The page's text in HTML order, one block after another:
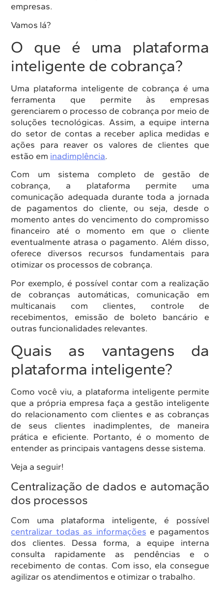
empresas.
Vamos lá?
O que é uma plataforma
inteligente de cobrança?
Uma plataforma inteligente de cobrança é uma
ferramenta que permite às empresas
gerenciarem o processo de cobrança por meio de
soluções tecnológicas. Assim, a equipe interna
do setor de contas a receber aplica medidas e
ações para reaver os valores de clientes que
estão em inadimplência.
Com um sistema completo de gestão de
cobrança, a plataforma permite uma
comunicação adequada durante toda a jornada
de pagamentos do cliente, ou seja, desde o
momento antes do vencimento do compromisso
financeiro até o momento em que o cliente
eventualmente atrasa o pagamento. Além disso,
oferece diversos recursos fundamentais para
otimizar os processos de cobrança.
Por exemplo, é possível contar com a realização
de cobranças automáticas, comunicação em
multicanais com clientes, controle de
recebimentos, emissão de boleto bancário e
outras funcionalidades relevantes.
Quais as vantagens da
plataforma inteligente?
Como você viu, a plataforma inteligente permite
que a própria empresa faça a gestão inteligente
do relacionamento com clientes e as cobranças
de seus clientes inadimplentes, de maneira
prática e eficiente. Portanto, é o momento de
entender as principais vantagens desse sistema.
Veja a seguir!
Centralização de dados e automação
dos processos
Com uma plataforma inteligente, é possível
centralizar todas as informações e pagamentos
dos clientes. Dessa forma, a equipe interna
consulta rapidamente as pendências e o
recebimento de contas. Com isso, ela consegue
agilizar os atendimentos e otimizar o trabalho.